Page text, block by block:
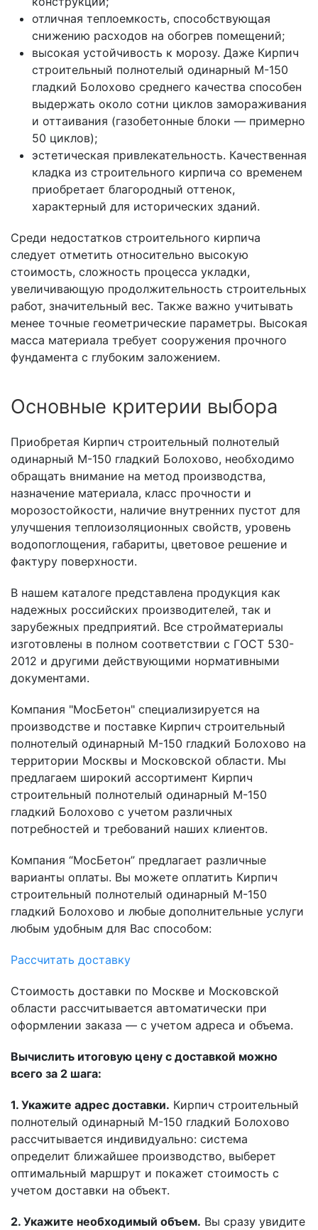
отличная теплоемкость, способствующая
снижению расходов на обогрев помещений;
высокая устойчивость к морозу. Даже Кирпич
строительный полнотелый одинарный М-150
гладкий Болохово среднего качества способен
выдержать около сотни циклов замораживания
и оттаивания (газобетонные блоки — примерно
50 циклов);
эстетическая привлекательность. Качественная
кладка из строительного кирпича со временем
приобретает благородный оттенок,
характерный для исторических зданий.
Среди недостатков строительного кирпича
следует отметить относительно высокую
стоимость, сложность процесса укладки,
увеличивающую продолжительность строительных
работ, значительный вес. Также важно учитывать
менее точные геометрические параметры. Высокая
масса материала требует сооружения прочного
фундамента с глубоким заложением.
Основные критерии выбора
Приобретая Кирпич строительный полнотелый
одинарный М-150 гладкий Болохово, необходимо
обращать внимание на метод производства,
назначение материала, класс прочности и
морозостойкости, наличие внутренних пустот для
улучшения теплоизоляционных свойств, уровень
водопоглощения, габариты, цветовое решение и
фактуру поверхности.
В нашем каталоге представлена продукция как
надежных российских производителей, так и
зарубежных предприятий. Все стройматериалы
изготовлены в полном соответствии с ГОСТ 530-
2012 и другими действующими нормативными
документами.
Компания "МосБетон" специализируется на
производстве и поставке Кирпич строительный
полнотелый одинарный М-150 гладкий Болохово на
территории Москвы и Московской области. Мы
предлагаем широкий ассортимент Кирпич
строительный полнотелый одинарный М-150
гладкий Болохово с учетом различных
потребностей и требований наших клиентов.
Компания “МосБетон” предлагает различные
варианты оплаты. Вы можете оплатить Кирпич
строительный полнотелый одинарный М-150
гладкий Болохово и любые дополнительные услуги
любым удобным для Вас способом:
Рассчитать доставку
Стоимость доставки по Москве и Московской
области рассчитывается автоматически при
оформлении заказа — с учетом адреса и объема.
Вычислить итоговую цену с доставкой можно
всего за 2 шага:
1. Укажите адрес доставки. Кирпич строительный
полнотелый одинарный М-150 гладкий Болохово
рассчитывается индивидуально: система
определит ближайшее производство, выберет
оптимальный маршрут и покажет стоимость с
учетом доставки на объект.
2. Укажите необходимый объем. Вы сразу увидите